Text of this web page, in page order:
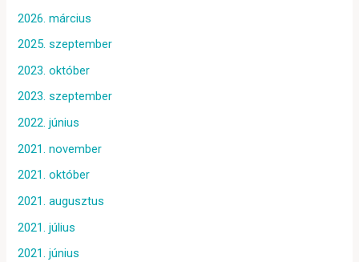
2026. március
2025. szeptember
2023. október
2023. szeptember
2022. június
2021. november
2021. október
2021. augusztus
2021. július
2021. június